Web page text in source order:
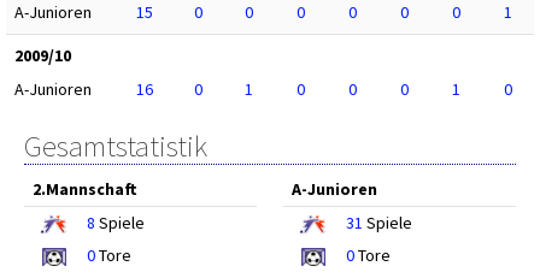
A-Junioren
15 0 0 0 0 0 0
1
2009/10
A-Junioren
16 0 1 0 0 0 1 0
Gesamtstatistik
2.Mannschaft
8 Spiele
0Tore
A-Junioren
31 Spiele
0Tore